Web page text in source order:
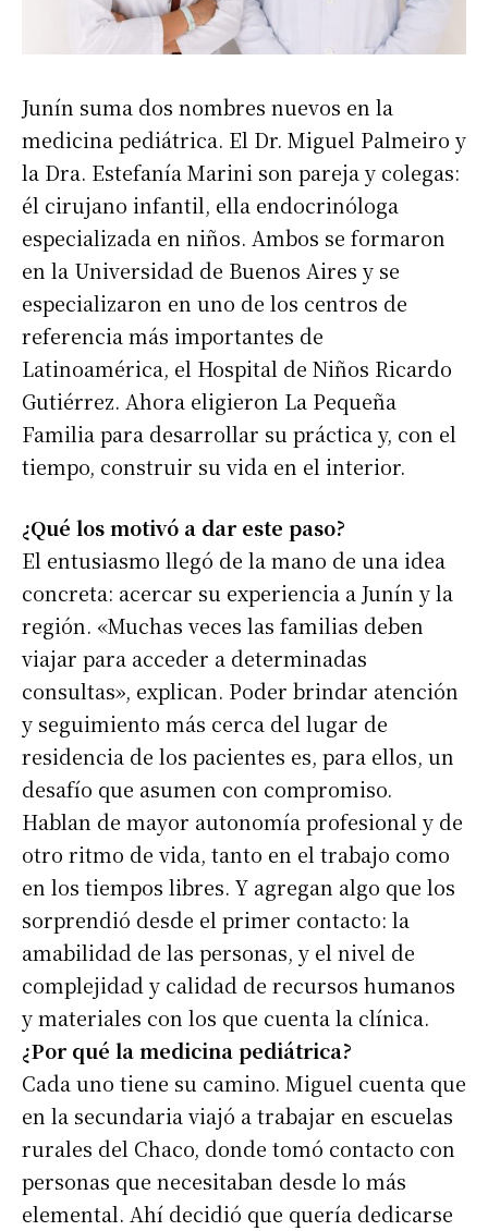
Junín suma dos nombres nuevos en la
medicina pediátrica. El Dr. Miguel Palmeiro y
la Dra. Estefanía Marini son pareja y colegas:
él cirujano infantil, ella endocrinóloga
especializada en niños. Ambos se formaron
en la Universidad de Buenos Aires y se
especializaron en uno de los centros de
referencia más importantes de
Latinoamérica, el Hospital de Niños Ricardo
Gutiérrez. Ahora eligieron La Pequeña
Familia para desarrollar su práctica y, con el
tiempo, construir su vida en el interior.
¿Qué los motivó a dar este paso?
El entusiasmo llegó de la mano de una idea
concreta: acercar su experiencia a Junín y la
región. «Muchas veces las familias deben
viajar para acceder a determinadas
consultas», explican. Poder brindar atención
y seguimiento más cerca del lugar de
residencia de los pacientes es, para ellos, un
desafío que asumen con compromiso.
Hablan de mayor autonomía profesional y de
otro ritmo de vida, tanto en el trabajo como
en los tiempos libres. Y agregan algo que los
sorprendió desde el primer contacto: la
amabilidad de las personas, y el nivel de
complejidad y calidad de recursos humanos
y materiales con los que cuenta la clínica.
¿Por qué la medicina pediátrica?
Cada uno tiene su camino. Miguel cuenta que
en la secundaria viajó a trabajar en escuelas
rurales del Chaco, donde tomó contacto con
personas que necesitaban desde lo más
elemental. Ahí decidió que quería dedicarse